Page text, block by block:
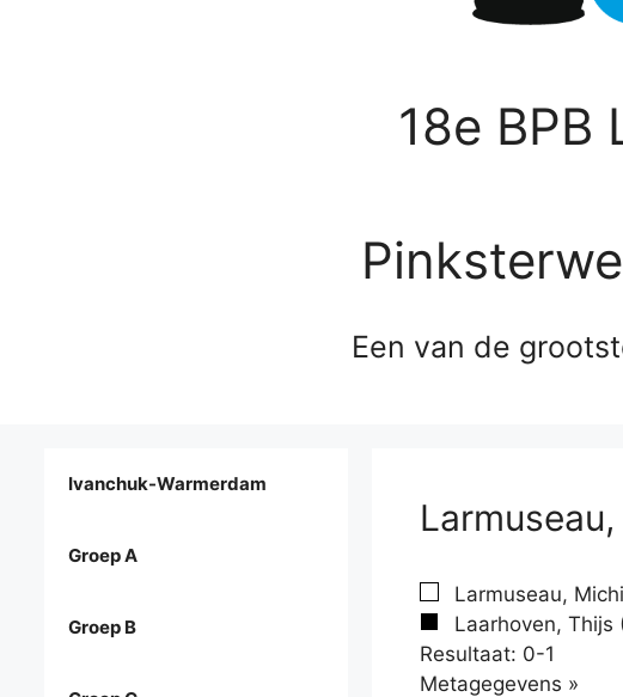
18e
Een van de
Larmuseau,
Laarhoven, Thijs
Resultaat: 0-1
Metagegevens »
Ivanchuk-Warmerdam
Groep A
Groep B